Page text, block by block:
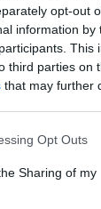
opt-out
information by
This
third parties on
that may further
Opt Outs
Sharing of my
ПОСЛЕДНИ 7
ЗА ЗИМАТА
ВО